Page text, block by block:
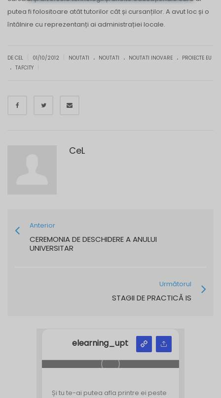
putea fi folositoare atât tutorilor cât și cursanților. A avut loc și o
întâlnire cu reprezentanți ai administrației locale.
DE CEL 01/10/2012 NOUTATI . NOUTATI . NOUTATI INOVARE . PROIECTE EU
. TAFCITY
CeL
Anterior
CEREMONIA DE DESCHIDERE A ANULUI
UNIVERSITAR
Următorul
STAGII DE PRACTICĂ IS
elearning_upt
Și tu te-ai putea afla printre ei peste